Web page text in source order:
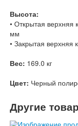
Высота:
• Открытая верхняя
мм
• Закрытая верхняя
Вес: 169.0 кг
Цвет: Черный
Другие